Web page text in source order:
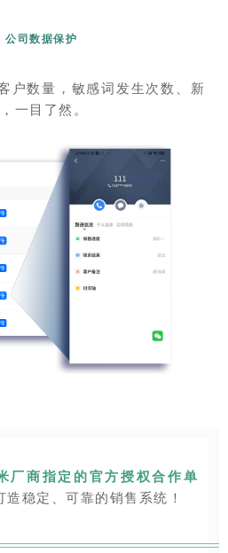
公司数据保护
户数量，敏感词发生次数、新
一目了然。
厂商指定的官方授权合作单
造稳定、可靠的销售系统！